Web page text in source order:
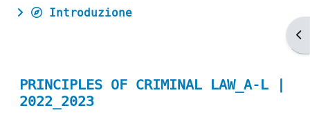
Introduzione
PRINCIPLES OF CRIMINAL LAW_A-L |
2022_2023